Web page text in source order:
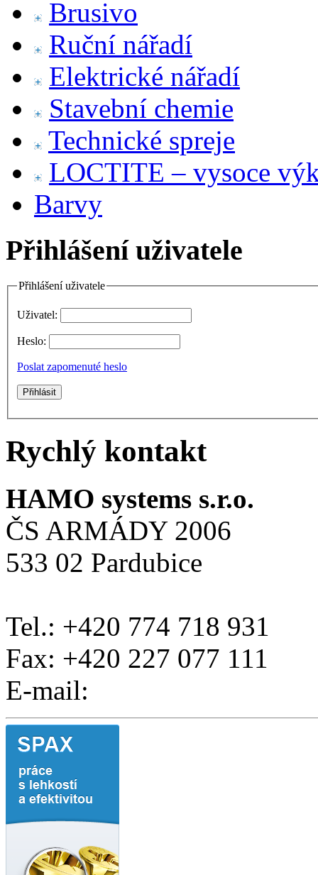
Brusivo
Ruční nářadí
Elektrické nářadí
Stavební chemie
Technické spreje
LOCTITE – vysoce
Barvy
Přihlášení uživatele
Přihlášení uživatele
Uživatel:
Heslo:
Poslat zapomenuté heslo
Rychlý kontakt
HAMO systems s.r.o.
ČS ARMÁDY 2006
533 02 Pardubice
Tel.: +420 774 718 931
Fax: +420 227 077 111
E-mail: